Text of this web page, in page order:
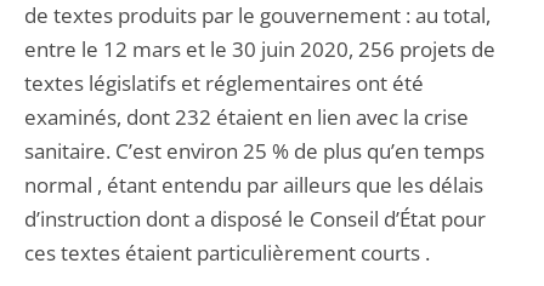
de textes produits par le gouvernement : au total,
entre le 12 mars et le 30 juin 2020, 256 projets de
textes législatifs et réglementaires ont été
examinés, dont 232 étaient en lien avec la crise
sanitaire. C’est environ 25 % de plus qu’en temps
normal , étant entendu par ailleurs que les délais
d’instruction dont a disposé le Conseil d’État pour
ces textes étaient particulièrement courts .